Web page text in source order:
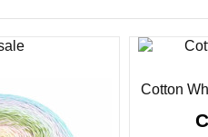
Cotton